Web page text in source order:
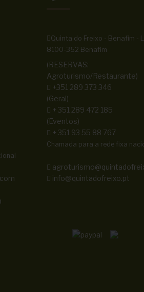
Quinta do Freixo - Benafim -
8100-352 Benafim
(RESERVAS:
Agroturismo/Restaurante)
+351 289 373 346
(Geral)
+ 351 289 472 185
(Eventos)
+ 351 93 55 88 767
Chamada para a rede fixa
info@quintadofreixo.pt